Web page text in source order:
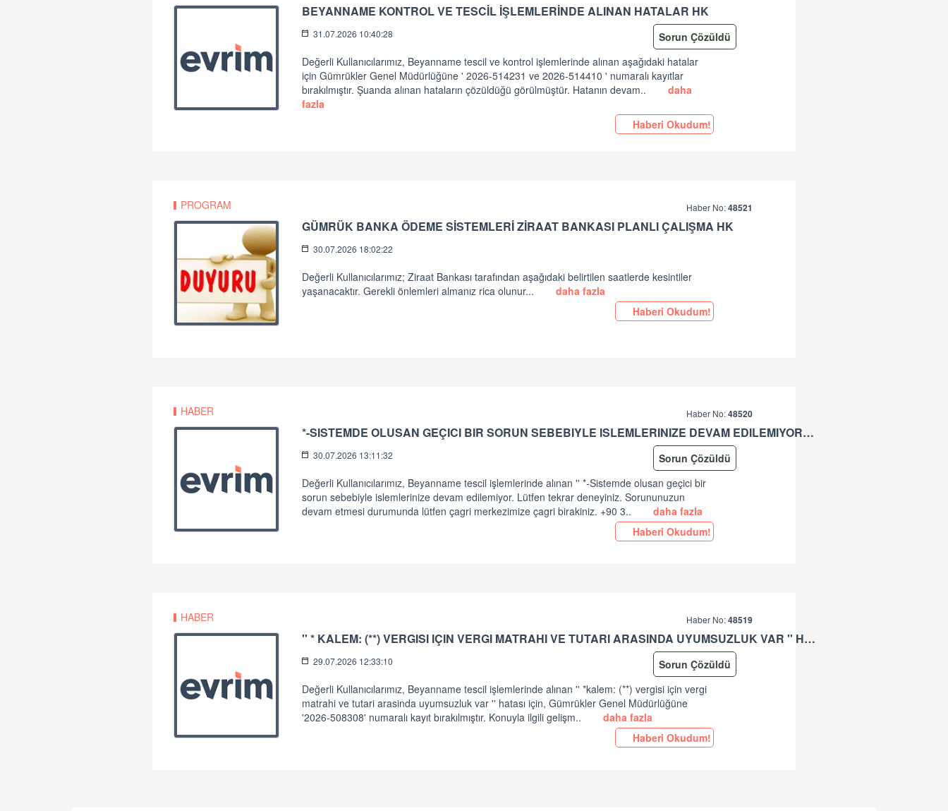
BEYANNAME KONTROL VE TESCİL İŞLEMLERİNDE ALINAN HATALAR HK
31.07.2026 10:40:28
Sorun Çözüldü
Değerli Kullanıcılarımız, Beyanname tescil ve kontrol işlemlerinde alınan aşağıdaki hatalar
için Gümrükler Genel Müdürlüğüne ' 2026-514231 ve 2026-514410 ' numaralı kayıtlar
bırakılmıştır. Şuanda alınan hataların çözüldüğü görülmüştür. Hatanın devam..
daha
fazla
Haberi Okudum!
PROGRAM Haber No:48521
GÜMRÜK BANKA ÖDEME SİSTEMLERİ ZİRAAT BANKASI PLANLI ÇALIŞMA HK
30.07.2026 18:02:22
Değerli Kullanıcılarımız; Ziraat Bankası tarafından aşağıdaki belirtilen saatlerde kesintiler
yaşanacaktır. Gerekli önlemleri almanız rica olunur...
daha fazla
Haberi Okudum!
HABER Haber No:48520
*-SISTEMDE OLUSAN GEÇICI BIR SORUN SEBEBIYLE ISLEMLERINIZE DEVAM EDILEMIYOR. LÜTFEN TEKRAR DENEYINIZ. SORUNUNUZUN DEVAM ETMESI DURUMUNDA LÜTFEN ÇAGRI MERKEZIMIZE ÇAGRI BIRAKINIZ. +90 312 444 84 82 '' HATASI HK
30.07.2026 13:11:32
Sorun Çözüldü
Değerli Kullanıcılarımız, Beyanname tescil işlemlerinde alınan '' *-Sistemde olusan geçici bir
sorun sebebiyle islemlerinize devam edilemiyor. Lütfen tekrar deneyiniz. Sorununuzun
devam etmesi durumunda lütfen çagri merkezimize çagri birakiniz. +90 3..
daha fazla
Haberi Okudum!
HABER Haber No:48519
'' * KALEM: (**) VERGISI IÇIN VERGI MATRAHI VE TUTARI ARASINDA UYUMSUZLUK VAR '' HATASI HK
29.07.2026 12:33:10
Sorun Çözüldü
Değerli Kullanıcılarımız, Beyanname tescil işlemlerinde alınan '' *kalem: (**) vergisi için vergi
matrahi ve tutari arasinda uyumsuzluk var '' hatası için, Gümrükler Genel Müdürlüğüne
'2026-508308' numaralı kayıt bırakılmıştır. Konuyla ilgili gelişm..
daha fazla
Haberi Okudum!